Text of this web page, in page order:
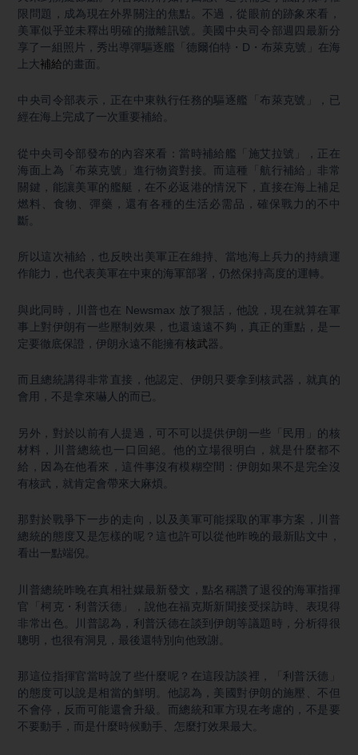
限問題，成為現在外界關注的焦點。不過，從眼前的跡象來看，
美軍似乎並未釋出明確的撤離訊號。美國中央司令部週四最新分
享了一組照片，秀出導彈驅逐艦「德爾伯特・D・布萊克號」在海
上大補給的畫面。
中央司令部表示，正在中東執行任務的驅逐艦「布萊克號」，已
經在海上完成了一次重要補給。
從中央司令部發布的內容來看：當時補給艦「施艾拉號」，正在
海面上為「布萊克號」進行物資對接。而這種「航行補給」非常
關鍵，能讓美軍的艦艇，在不必返港的情況下，直接在海上補足
燃料、食物、彈藥，還有各種的生活必需品，確保戰力的不中
斷。
所以這次補給，也反映出美軍正在維持、當地海上兵力的持續運
作能力，也代表美軍在中東的海軍部署，仍然保持高度的運轉。
與此同時，川普也在 Newsmax 放了狠話，他說，現在就算在軍
事上對伊朗有一些壓制效果，也還遠遠不夠，真正的重點，是一
定要徹底保證，伊朗永遠不能擁有核武器。
而且總統講得非常直接，他認定、伊朗只要拿到核武器，就真的
會用，不是拿來嚇人的而已。
另外，對於以前有人提過，可不可以提供伊朗一些「民用」的核
材料，川普總統也一口回絕。他的立場很明白，就是什麼都不
給，因為在他看來，這件事沒有模糊空間：伊朗如果不是完全沒
有核武，就肯定會帶來大麻煩。
那對於戰爭下一步的走向，以及美軍可能採取的軍事方案，川普
總統的態度又是怎樣的呢？這也許可以從他昨晚的最新貼文中，
看出一點端倪。
川普總統昨晚在真相社媒最新發文，點名稱讚了退役的海軍指揮
官「柯克・利普沃德」，說他在福克斯新聞接受採訪時、表現得
非常出色。川普認為，利普沃德在談到伊朗等議題時，分析得很
聰明，也很有洞見，最後還特別向他致謝。
那這位指揮官當時說了些什麼呢？在這段訪談裡，「利普沃德」
的態度可以說是相當的鮮明。他認為，美國對伊朗的施壓、不但
不會停，反而可能還會升級。而總統和軍方現在考慮的，不是要
不要動手，而是什麼時候動手、怎麼打效果最大。